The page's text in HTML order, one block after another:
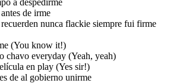
de irme
nunca flackie siempre fui firme
(You know it!)
chavo everyday (Yeah, yeah)
en play (Yes sir!)
de al gobierno unirme